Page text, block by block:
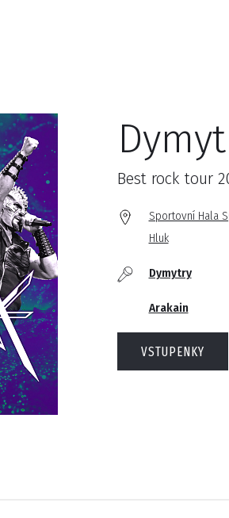
Best rock tour
Sportovní Hala
Hluk
Dymytry
Arakain
VSTUPENKY